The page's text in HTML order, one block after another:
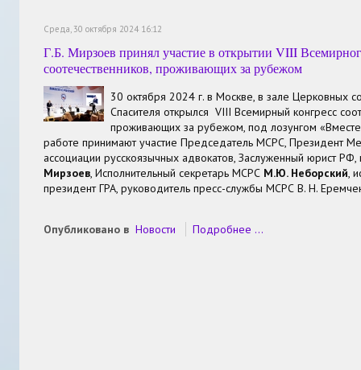
Среда, 30 октября 2024 16:12
Г.Б. Мирзоев принял участие в открытии VIII
соотечественников, проживающих за рубежом
30 октября 2024 г. в Москве, в зале Церковных
Спасителя открылся VIII Всемирный конгресс
проживающих за рубежом, под лозунгом «Вместе
работе принимают участие Председатель МСРС, Президент
ассоциации русскоязычных адвокатов, Заслуженный юрист
Мирзоев, Исполнительный секретарь МСРС М.Ю. Неборский,
президент ГРА, руководитель пресс-службы МСРС В. Н.
Опубликовано в Новости Подробнее ...